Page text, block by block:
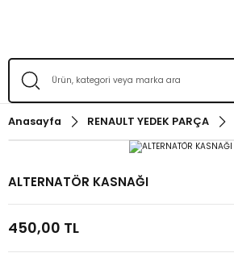
Anasayfa RENAULT YEDEK PARÇA
ALTERNATÖR KASNAĞI
450,00 TL